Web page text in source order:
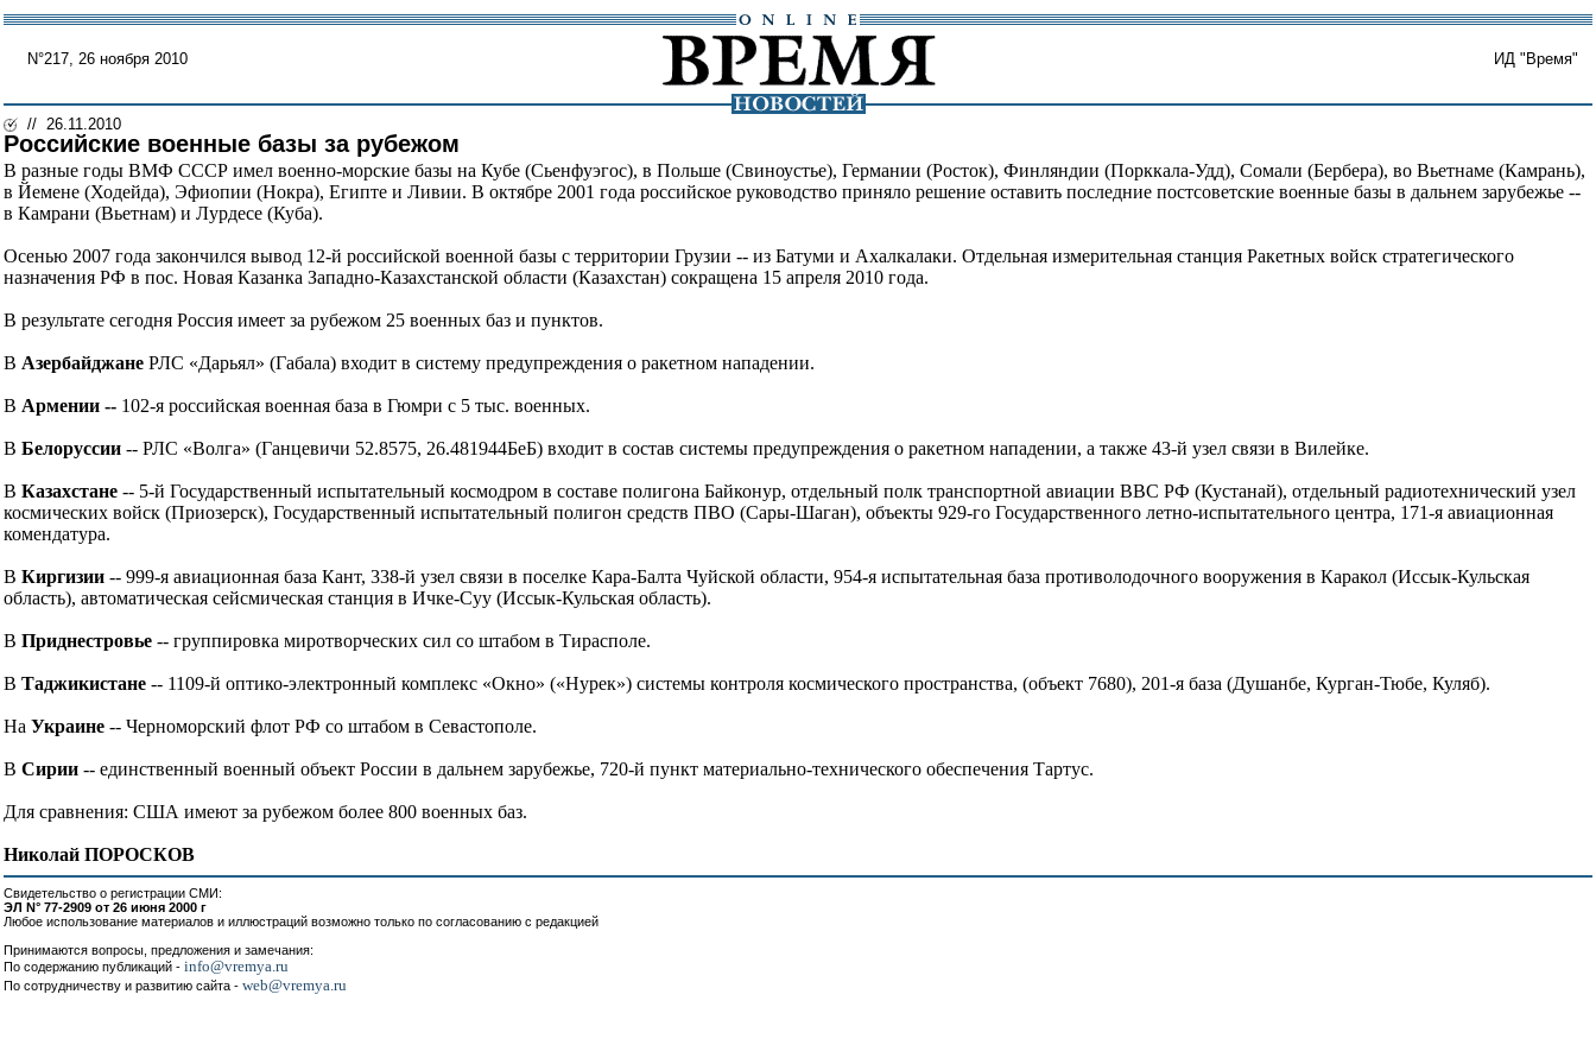
N°217, 26 ноября 2010 ИД "Время"
// 26.11.2010
Российские военные базы за рубежом
В разные годы ВМФ СССР имел военно-морские базы на Кубе (Сьенфуэгос), в Польше (Свиноустье), Германии (Росток), Финляндии (Порккала-Удд), Сомали (Бербера), во Вьетнаме (Камрань),
в Йемене (Ходейда), Эфиопии (Нокра), Египте и Ливии. В октябре 2001 года российское руководство приняло решение оставить последние постсоветские военные базы в дальнем зарубежье --
в Камрани (Вьетнам) и Лурдесе (Куба).
Осенью 2007 года закончился вывод 12-й российской военной базы с территории Грузии -- из Батуми и Ахалкалаки. Отдельная измерительная станция Ракетных войск стратегического
назначения РФ в пос. Новая Казанка Западно-Казахстанской области (Казахстан) сокращена 15 апреля 2010 года.
В результате сегодня Россия имеет за рубежом 25 военных баз и пунктов.
В Азербайджане РЛС «Дарьял» (Габала) входит в систему предупреждения о ракетном нападении.
В Армении -- 102-я российская военная база в Гюмри с 5 тыс. военных.
В Белоруссии -- РЛС «Волга» (Ганцевичи 52.8575, 26.481944БеБ) входит в состав системы предупреждения о ракетном нападении, а также 43-й узел связи в Вилейке.
В Казахстане -- 5-й Государственный испытательный космодром в составе полигона Байконур, отдельный полк транспортной авиации ВВС РФ (Кустанай), отдельный радиотехнический узел
космических войск (Приозерск), Государственный испытательный полигон средств ПВО (Сары-Шаган), объекты 929-го Государственного летно-испытательного центра, 171-я авиационная
комендатура.
В Киргизии -- 999-я авиационная база Кант, 338-й узел связи в поселке Кара-Балта Чуйской области, 954-я испытательная база противолодочного вооружения в Каракол (Иссык-Кульская
область), автоматическая сейсмическая станция в Ичке-Суу (Иссык-Кульская область).
В Приднестровье -- группировка миротворческих сил со штабом в Тирасполе.
В Таджикистане -- 1109-й оптико-электронный комплекс «Окно» («Нурек») системы контроля космического пространства, (объект 7680), 201-я база (Душанбе, Курган-Тюбе, Куляб).
На Украине -- Черноморский флот РФ со штабом в Севастополе.
В Сирии -- единственный военный объект России в дальнем зарубежье, 720-й пункт материально-технического обеспечения Тартус.
Для сравнения: США имеют за рубежом более 800 военных баз.
Николай ПОРОСКОВ
Свидетельство о регистрации СМИ:
ЭЛ N° 77-2909 от 26 июня 2000 г
Любое использование материалов и иллюстраций возможно только по согласованию с редакцией
Принимаются вопросы, предложения и замечания:
По содержанию публикаций - info@vremya.ru
По сотрудничеству и развитию сайта - web@vremya.ru